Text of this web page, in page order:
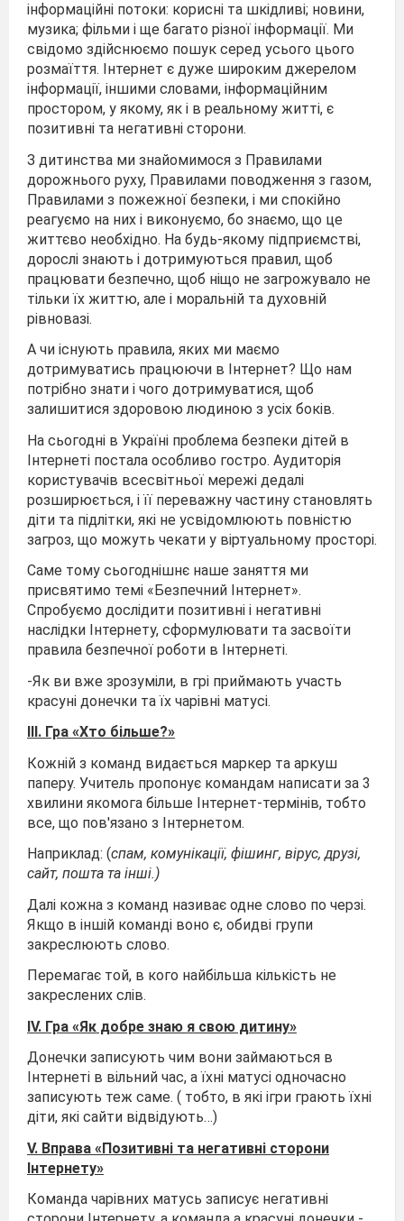
інформаційні потоки: корисні та шкідливі; новини,
музика; фільми і ще багато різної інформації. Ми
свідомо здійснюємо пошук серед усього цього
розмаїття. Інтернет є дуже широким джерелом
інформації, іншими словами, інформаційним
простором, у якому, як і в реальному житті, є
позитивні та негативні сторони.
З дитинства ми знайомимося з Правилами
дорожнього руху, Правилами поводження з газом,
Правилами з пожежної безпеки, і ми спокійно
реагуємо на них і виконуємо, бо знаємо, що це
життєво необхідно. На будь-якому підприємстві,
дорослі знають і дотримуються правил, щоб
працювати безпечно, щоб ніщо не загрожувало не
тільки їх життю, але і моральній та духовній
рівновазі.
А чи існують правила, яких ми маємо
дотримуватись працюючи в Інтернет? Що нам
потрібно знати і чого дотримуватися, щоб
залишитися здоровою людиною з усіх боків.
На сьогодні в Україні проблема безпеки дітей в
Інтернеті постала особливо гостро. Аудиторія
користувачів всесвітньої мережі дедалі
розширюється, і її переважну частину становлять
діти та підлітки, які не усвідомлюють повністю
загроз, що можуть чекати у віртуальному просторі.
Саме тому сьогоднішнє наше заняття ми
присвятимо темі «Безпечний Інтернет».
Спробуємо дослідити позитивні і негативні
наслідки Інтернету, сформулювати та засвоїти
правила безпечної роботи в Інтернеті.
-Як ви вже зрозуміли, в грі приймають участь
красуні донечки та їх чарівні матусі.
IІІ. Гра «Хто більше?»
Кожній з команд видається маркер та аркуш
паперу. Учитель пропонує командам написати за 3
хвилини якомога більше Інтернет-термінів, тобто
все, що пов'язано з Інтернетом.
Наприклад: (спам, комунікації, фішинг, вірус, друзі,
сайт, пошта та інші.)
Далі кожна з команд називає одне слово по черзі.
Якщо в іншій команді воно є, обидві групи
закреслюють слово.
Перемагає той, в кого найбільша кількість не
закреслених слів.
ІV. Гра «Як добре знаю я свою дитину»
Донечки записують чим вони займаються в
Інтернеті в вільний час, а їхні матусі одночасно
записують теж саме. ( тобто, в які ігри грають їхні
діти, які сайти відвідують…)
V. Вправа «Позитивні та негативні сторони
Інтернету»
Команда чарівних матусь записує негативні